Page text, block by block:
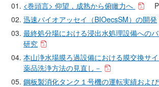
<巻頭言> 仰望，成熟から俯瞰力へ
迅速バイオアッセイ（BIOecsSM）の開発
最終処分場における浸出水処理設備への
研究
本山浄水場膜ろ過設備における膜交換サ
薬品洗浄方法の見直し－
鋼板製消化タンク１号機の運転実績およ